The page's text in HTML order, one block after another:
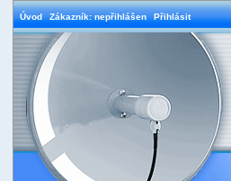
Úvod Zákazník: nepřihlášen Přihlásit